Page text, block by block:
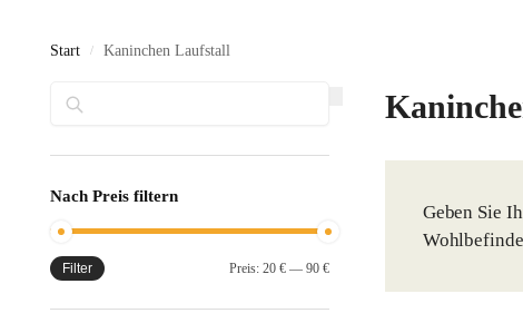
Start / Kaninchen Laufstall
Geben Sie
Nach Preis filtern
Filter Preis: 20 €— 90 €